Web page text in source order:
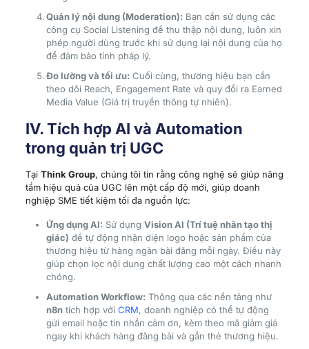
Quản lý nội dung (Moderation): Bạn cần sử dụng các
công cụ Social Listening để thu thập nội dung, luôn xin
phép người dùng trước khi sử dụng lại nội dung của họ
để đảm bảo tính pháp lý.
Đo lường và tối ưu: Cuối cùng, thương hiệu bạn cần
theo dõi Reach, Engagement Rate và quy đổi ra Earned
Media Value (Giá trị truyền thông tự nhiên).
IV. Tích hợp AI và Automation
trong quản trị UGC
Tại Think Group, chúng tôi tin rằng công nghệ sẽ giúp nâng
tầm hiệu quả của UGC lên một cấp độ mới, giúp doanh
nghiệp SME tiết kiệm tối đa nguồn lực:
Ứng dụng AI: Sử dụng Vision AI (Trí tuệ nhân tạo thị
giác) để tự động nhận diện logo hoặc sản phẩm của
thương hiệu từ hàng ngàn bài đăng mỗi ngày. Điều này
giúp chọn lọc nội dung chất lượng cao một cách nhanh
chóng.
Automation Workflow: Thông qua các nền tảng như
n8ntích hợp với CRM, doanh nghiệp có thể tự động
gửi email hoặc tin nhắn cảm ơn, kèm theo mã giảm giá
ngay khi khách hàng đăng bài và gắn thẻ thương hiệu.